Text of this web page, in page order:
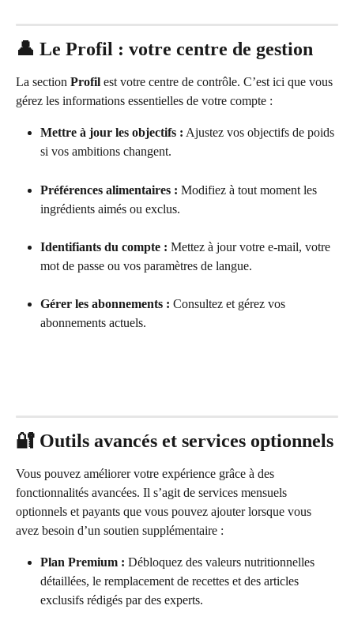
👤 Le Profil : votre centre de gestion
La section Profil est votre centre de contrôle. C’est ici que vous
gérez les informations essentielles de votre compte :
Mettre à jour les objectifs : Ajustez vos objectifs de poids
si vos ambitions changent.
Préférences alimentaires : Modifiez à tout moment les
ingrédients aimés ou exclus.
Identifiants du compte : Mettez à jour votre e-mail, votre
mot de passe ou vos paramètres de langue.
Gérer les abonnements : Consultez et gérez vos
abonnements actuels.
🔐 Outils avancés et services optionnels
Vous pouvez améliorer votre expérience grâce à des
fonctionnalités avancées. Il s’agit de services mensuels
optionnels et payants que vous pouvez ajouter lorsque vous
avez besoin d’un soutien supplémentaire :
Plan Premium : Débloquez des valeurs nutritionnelles
détaillées, le remplacement de recettes et des articles
exclusifs rédigés par des experts.